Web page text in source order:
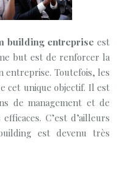
building entreprise est
but est de renforcer la
entreprise. Toutefois, les
cet unique objectif. Il est
de management et de
C’est d’ailleurs
est devenu très